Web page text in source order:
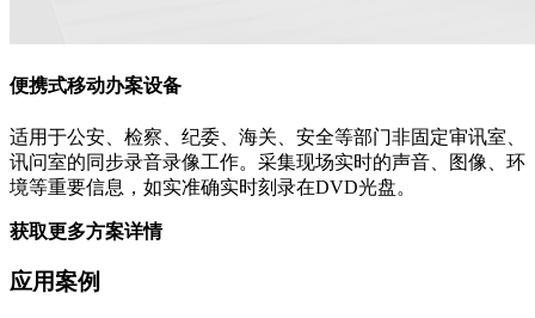
便携式移动办案设备
适用于公安、检察、纪委、海关、安全等部门非固定审讯室、
讯问室的同步录音录像工作。采集现场实时的声音、图像、环
境等重要信息，如实准确实时刻录在DVD光盘。
获取更多方案详情
应用案例